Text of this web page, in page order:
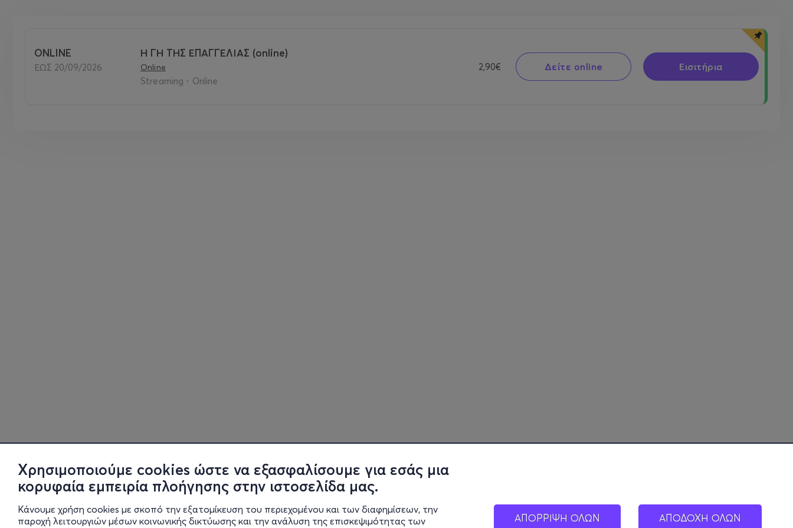
Χρησιμοποιούμε cookies ώστε να εξασφαλίσουμε για εσάς μια
κορυφαία εμπειρία πλοήγησης στην ιστοσελίδα μας.
Κάνουμε χρήση cookies με σκοπό την εξατομίκευση του περιεχομένου και των διαφημίσεων, την
παροχή λειτουργιών μέσων κοινωνικής δικτύωσης και την ανάλυση της επισκεψιμότητας των
ΑΠΟΡΡΙΨΗ ΟΛΩΝ ΑΠΟΔΟΧΗ ΟΛΩΝ
ONLINE
ΕΩΣ 20/09/2026
Η ΓΗ ΤΗΣ ΕΠΑΓΓΕΛΙΑΣ (online)
Online
Streaming - Online
2,90€ Δείτε online Εισιτήρια